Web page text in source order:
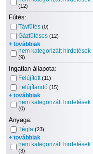
(12)
Fűtés:
Távfűtés (0)
Gázfűtéses (12)
+ továbbiak
nem kategorizált hirdetések
(9)
Ingatlan állapota:
Felújított (11)
Felújítandó (15)
+ továbbiak
nem kategorizált hirdetések
(0)
Anyaga:
Tégla (23)
+ továbbiak
nem kategorizált hirdetések
(3)